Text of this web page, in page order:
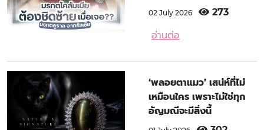
02 July 2026 273
อ่านต่อ
‘พลอยตาแมว’ เสน่ห์ที่ไม่
เหมือนใคร เพราะไม่ใช่ทุก
อัญมณีจะมีสิ่งนี้